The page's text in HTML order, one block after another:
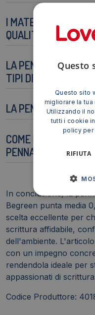
I MATERIALI
QUALITÀ DELLA
LA PENNA È ADATTA
TIPI DI CARTA?
LA PENNA È
COME POSSO
PENNA A FINE
In conclusione, la
Begreen punta media
scelta eccellente per
scrittura affidabile,
dell'ambiente.
con un impegno
rendendola ideale per
appassionati di
Codice Produttore:
Questo
Questo sito
migliorare la
Utilizzando il
tutti i cookie
policy
RIFIUTA